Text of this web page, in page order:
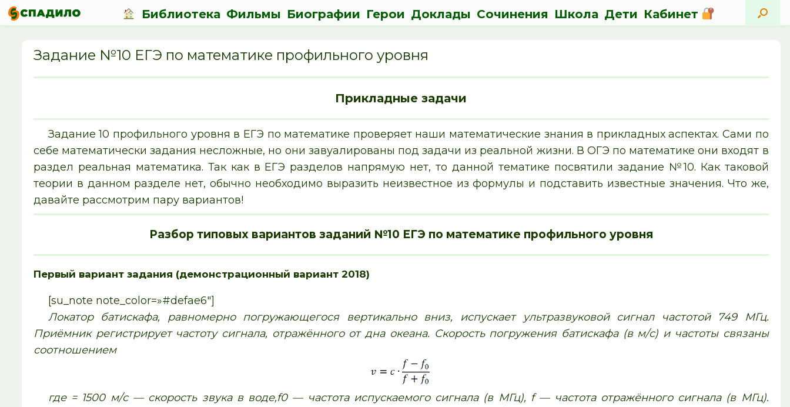
Библиотека Фильмы Биографии Герои Доклады Сочинения Школа Дети Кабинет
Задание №10 ЕГЭ по математике профильного уровня
Прикладные задачи
Задание 10 профильного уровня в ЕГЭ по математике проверяет наши математические знания в прикладных аспектах. Сами по
себе математически задания несложные, но они завуалированы под задачи из реальной жизни. В ОГЭ по математике они входят в
раздел реальная математика. Так как в ЕГЭ разделов напрямую нет, то данной тематике посвятили задание №10. Как таковой
теории в данном разделе нет, обычно необходимо выразить неизвестное из формулы и подставить известные значения. Что же,
давайте рассмотрим пару вариантов!
Разбор типовых вариантов заданий №10 ЕГЭ по математике профильного уровня
Первый вариант задания (демонстрационный вариант 2018)
[su_note note_color=»#defae6″]
Локатор батискафа, равномерно погружающегося вертикально вниз, испускает ультразвуковой сигнал частотой 749 МГц.
Приёмник регистрирует частоту сигнала, отражённого от дна океана. Скорость погружения батискафа (в м/с) и частоты связаны
соотношением
где = 1500 м/с — скорость звука в воде,f0 — частота испускаемого сигнала (в МГц), f — частота отражённого сигнала (в МГц).